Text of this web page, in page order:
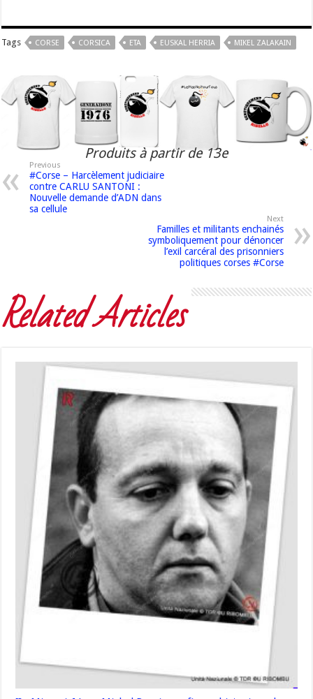
Tags CORSE CORSICA ETA EUSKAL HERRIA MIKEL ZALAKAIN
Produits à partir de 13e
Previous
#Corse – Harcèlement judiciaire
contre CARLU SANTONI :
Nouvelle demande d’ADN dans
sa cellule
Next
Familles et militants enchainés
symboliquement pour dénoncer
l’exil carcéral des prisonniers
politiques corses #Corse
Related Articles